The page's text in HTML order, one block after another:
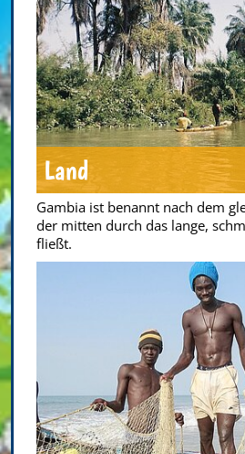
Land
Gambia ist benannt nach dem
der mitten durch das lange,
fließt.